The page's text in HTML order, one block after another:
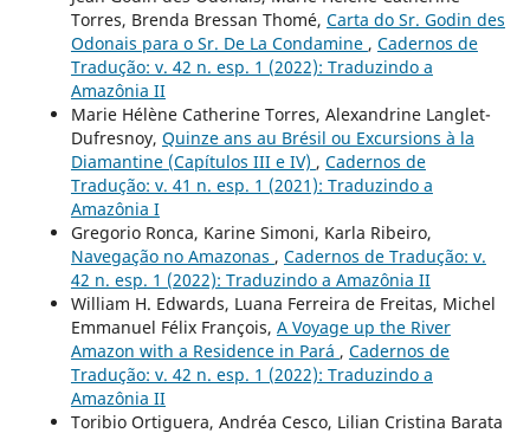
Torres, Brenda Bressan Thomé, Carta do Sr. Godin des
Odonais para o Sr. De La Condamine , Cadernos de
Tradução: v. 42 n. esp. 1 (2022): Traduzindo a
Amazônia II
Marie Hélène Catherine Torres, Alexandrine Langlet-
Dufresnoy, Quinze ans au Brésil ou Excursions à la
Diamantine (Capítulos III e IV) , Cadernos de
Tradução: v. 41 n. esp. 1 (2021): Traduzindo a
Amazônia I
Gregorio Ronca, Karine Simoni, Karla Ribeiro,
Navegação no Amazonas , Cadernos de Tradução: v.
42 n. esp. 1 (2022): Traduzindo a Amazônia II
William H. Edwards, Luana Ferreira de Freitas, Michel
Emmanuel Félix François, A Voyage up the River
Amazon with a Residence in Pará , Cadernos de
Tradução: v. 42 n. esp. 1 (2022): Traduzindo a
Amazônia II
Toribio Ortiguera, Andréa Cesco, Lilian Cristina Barata